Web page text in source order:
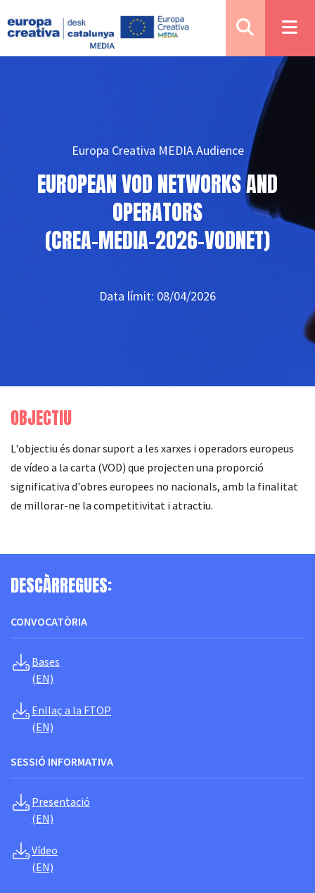
Europa Creativa MEDIA Audience
EUROPEAN VOD NETWORKS AND
OPERATORS
(CREA-MEDIA-2026-VODNET)
Data límit: 08/04/2026
OBJECTIU
L'objectiu és donar suport a les xarxes i operadors europeus
de vídeo a la carta (VOD) que projecten una proporció
significativa d'obres europees no nacionals, amb la finalitat
de millorar-ne la competitivitat i atractiu.
DESCÀRREGUES:
CONVOCATÒRIA
Bases
(EN)
Enllaç a la FTOP
(EN)
SESSIÓ INFORMATIVA
Presentació
(EN)
Vídeo
(EN)